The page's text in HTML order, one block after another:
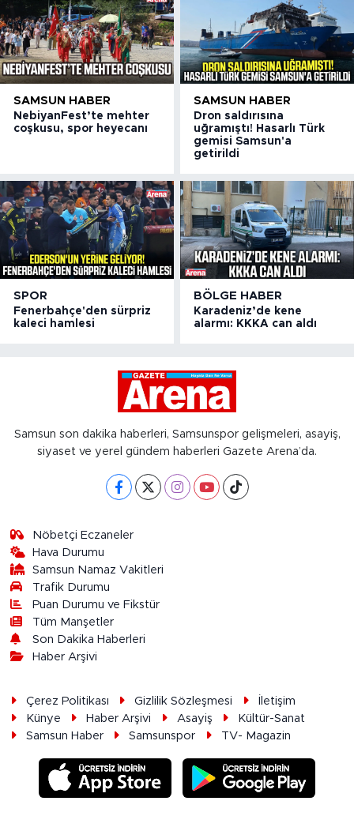
SAMSUN HABER
NebiyanFest’te mehter
coşkusu, spor heyecanı
SAMSUN HABER
Dron saldırısına
uğramıştı! Hasarlı Türk
gemisi Samsun'a
getirildi
SPOR
Fenerbahçe'den sürpriz
kaleci hamlesi
BÖLGE HABER
Karadeniz’de kene
alarmı: KKKA can aldı
Samsun son dakika haberleri, Samsunspor gelişmeleri, asayiş,
siyaset ve yerel gündem haberleri Gazete Arena’da.
Nöbetçi Eczaneler
Hava Durumu
Samsun Namaz Vakitleri
Trafik Durumu
Puan Durumu ve Fikstür
Tüm Manşetler
Son Dakika Haberleri
Haber Arşivi
Çerez Politikası Gizlilik Sözleşmesi
İletişim
Künye
Haber Arşivi Asayiş
Kültür-Sanat
Samsun Haber
Samsunspor TV- Magazin